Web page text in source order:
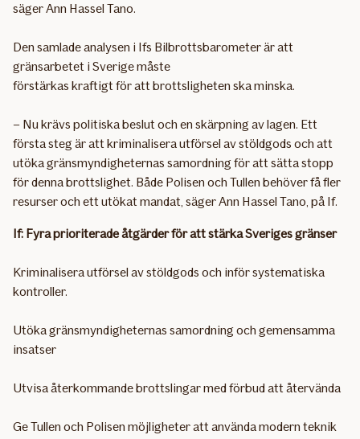
säger Ann Hassel Tano.
Den samlade analysen i Ifs Bilbrottsbarometer är att
gränsarbetet i Sverige måste
förstärkas kraftigt för att brottsligheten ska minska.
– Nu krävs politiska beslut och en skärpning av lagen. Ett
första steg är att kriminalisera utförsel av stöldgods och att
utöka gränsmyndigheternas samordning för att sätta stopp
för denna brottslighet. Både Polisen och Tullen behöver få fler
resurser och ett utökat mandat, säger Ann Hassel Tano, på If.
If: Fyra prioriterade åtgärder för att stärka Sveriges gränser
Kriminalisera utförsel av stöldgods och inför systematiska
kontroller.
Utöka gränsmyndigheternas samordning och gemensamma
insatser
Utvisa återkommande brottslingar med förbud att återvända
Ge Tullen och Polisen möjligheter att använda modern teknik